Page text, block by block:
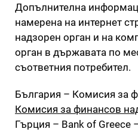
Допълнителна
намерена на интернет
надзорен орган и на
орган в държавата по
съответния потребител.
България – Комисия за
Комисия за финансов
Гърция – Bank of Greece